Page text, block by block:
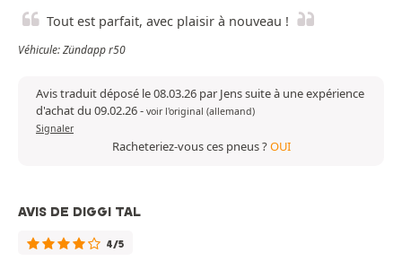
Tout est parfait, avec plaisir à nouveau !
Véhicule: Zündapp r50
Avis traduit déposé le 08.03.26 par Jens suite à une expérience
d'achat du 09.02.26- voir l'original (allemand)
Signaler
Racheteriez-vous ces pneus ?OUI
AVIS DE DIGGI TAL
4/5